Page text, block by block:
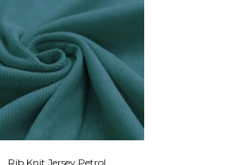
Rib Knit Jersey Petrol